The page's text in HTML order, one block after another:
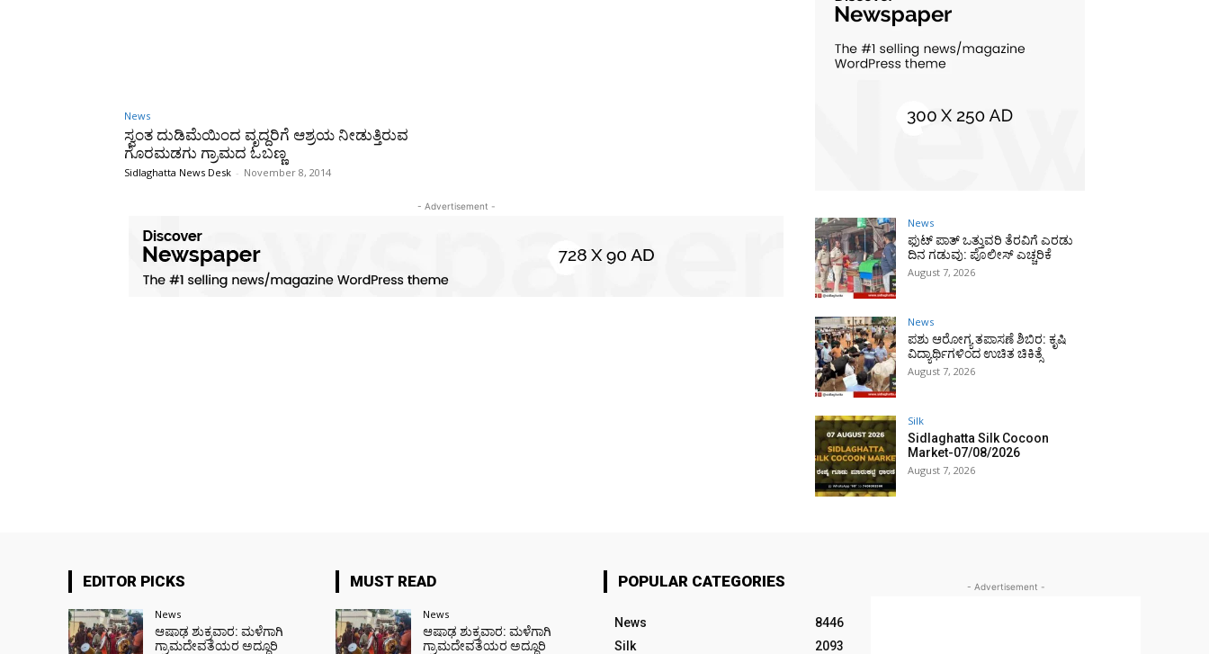
News
ಸ್ವಂತ ದುಡಿಮೆಯಿಂದ ವೃದ್ದರಿಗೆ ಆಶ್ರಯ ನೀಡುತ್ತಿರುವ
ಗೊರಮಡಗು ಗ್ರಾಮದ ಓಬಣ್ಣ
Sidlaghatta News Desk - November 8, 2014
- Advertisement -
News
ಫುಟ್‌ ಪಾತ್ ಒತ್ತುವರಿ ತೆರವಿಗೆ ಎರಡು
ದಿನ ಗಡುವು: ಪೊಲೀಸ್ ಎಚ್ಚರಿಕೆ
August 7, 2026
News
ಪಶು ಆರೋಗ್ಯ ತಪಾಸಣೆ ಶಿಬಿರ: ಕೃಷಿ
ವಿದ್ಯಾರ್ಥಿಗಳಿಂದ ಉಚಿತ ಚಿಕಿತ್ಸೆ
August 7, 2026
Silk
Sidlaghatta Silk Cocoon
Market-07/08/2026
August 7, 2026
EDITOR PICKS
News
ಆಷಾಢ ಶುಕ್ರವಾರ: ಮಳೆಗಾಗಿ
ಗ್ರಾಮದೇವತೆಯರ ಅದ್ದೂರಿ
MUST READ
News
ಆಷಾಢ ಶುಕ್ರವಾರ: ಮಳೆಗಾಗಿ
ಗ್ರಾಮದೇವತೆಯರ ಅದ್ದೂರಿ
POPULAR CATEGORIES
News
8446
Silk
2093
- Advertisement -